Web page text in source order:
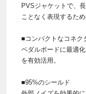
PVSジャケットで、
ことなく表現するた
■コンパクトなコネク
ペダルボードに最適
を有効活用。
■95%のシールド